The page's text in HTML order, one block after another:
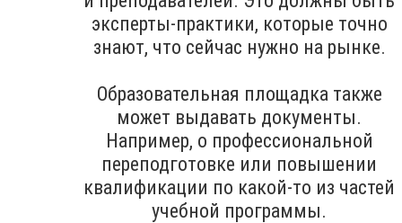
эксперты-практики, которые точно
знают, что сейчас нужно на рынке.
Образовательная площадка также
может выдавать документы.
Например, о профессиональной
переподготовке или повышении
квалификации по какой-то из частей
учебной программы.